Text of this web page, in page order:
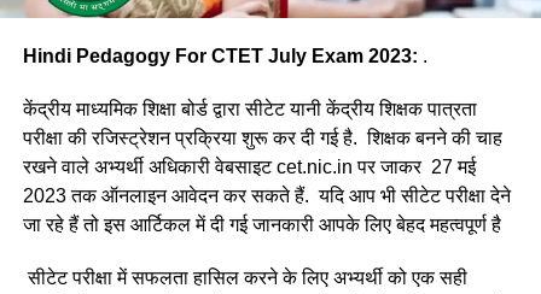
Hindi Pedagogy For CTET July Exam 2023: .
केंद्रीय माध्यमिक शिक्षा बोर्ड द्वारा सीटेट यानी केंद्रीय शिक्षक पात्रता
परीक्षा की रजिस्ट्रेशन प्रक्रिया शुरू कर दी गई है. शिक्षक बनने की चाह
रखने वाले अभ्यर्थी अधिकारी वेबसाइट cet.nic.in पर जाकर 27 मई
2023 तक ऑनलाइन आवेदन कर सकते हैं. यदि आप भी सीटेट परीक्षा देने
जा रहे हैं तो इस आर्टिकल में दी गई जानकारी आपके लिए बेहद महत्वपूर्ण है
सीटेट परीक्षा में सफलता हासिल करने के लिए अभ्यर्थी को एक सही